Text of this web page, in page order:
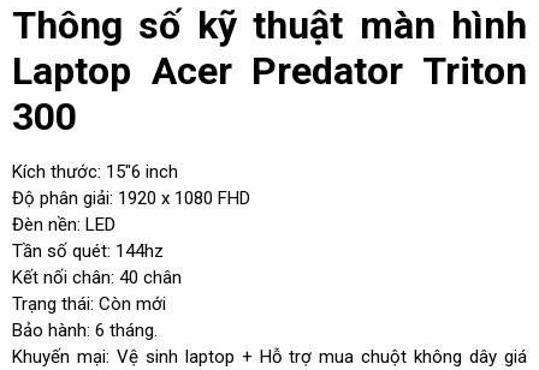
Thông số kỹ thuật màn hình
Laptop Acer Predator Triton
300
Kích thước: 15″6 inch
Độ phân giải: 1920 x 1080 FHD
Đèn nền: LED
Tần số quét: 144hz
Kết nối chân: 40 chân
Trạng thái: Còn mới
Bảo hành: 6 tháng.
Khuyến mại: Vệ sinh laptop + Hỗ trợ mua chuột không dây giá